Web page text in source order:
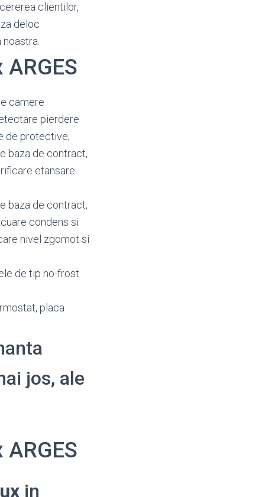
clientilor,
deloc
camere
pierdere
de protective;
baza de contract,
etansare
baza de contract,
condens si
nivel zgomot si
de tip no-frost
placa
jos, ale
in